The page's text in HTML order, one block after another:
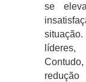
se
situação.